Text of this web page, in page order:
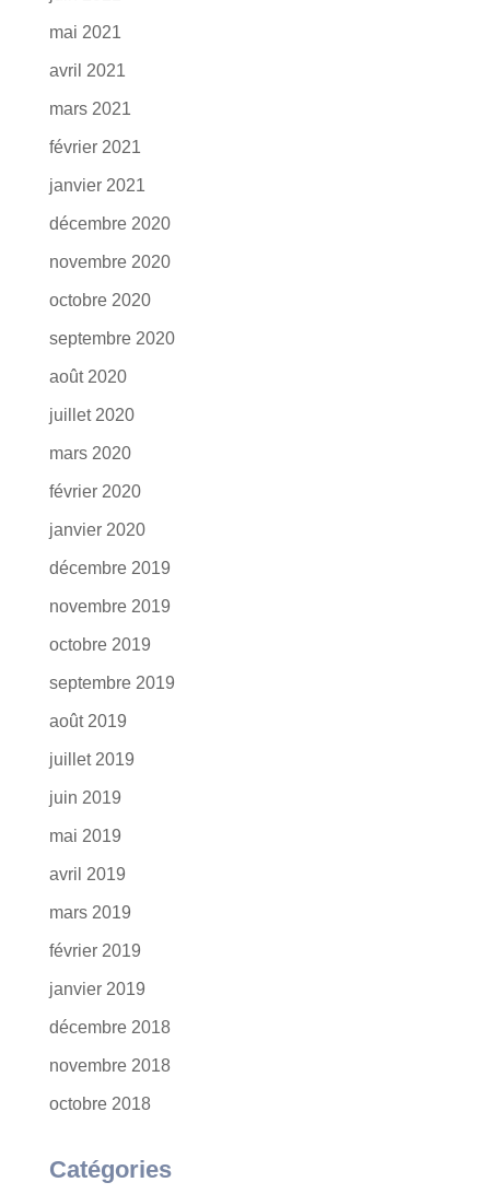
mai 2021
avril 2021
mars 2021
février 2021
janvier 2021
décembre 2020
novembre 2020
octobre 2020
septembre 2020
août 2020
juillet 2020
mars 2020
février 2020
janvier 2020
décembre 2019
novembre 2019
octobre 2019
septembre 2019
août 2019
juillet 2019
juin 2019
mai 2019
avril 2019
mars 2019
février 2019
janvier 2019
décembre 2018
novembre 2018
octobre 2018
Catégories